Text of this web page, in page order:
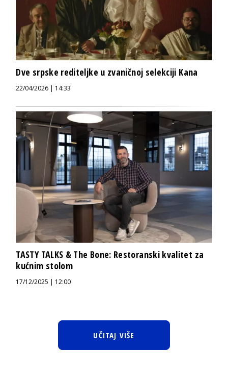
Dve srpske rediteljke u zvaničnoj selekciji Kana
22/04/2026 | 14:33
TASTY TALKS & The Bone: Restoranski kvalitet za
kućnim stolom
17/12/2025 | 12:00
UČITAJ VIŠE